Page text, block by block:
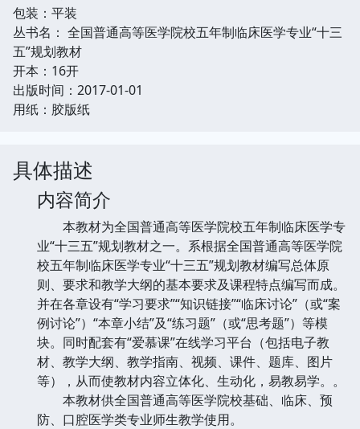
包装：平装
丛书名： 全国普通高等医学院校五年制临床医学专业“十三
五”规划教材
开本：16开
出版时间：2017-01-01
用纸：胶版纸
具体描述
内容简介
本教材为全国普通高等医学院校五年制临床医学专
业“十三五”规划教材之一。系根据全国普通高等医学院
校五年制临床医学专业“十三五”规划教材编写总体原
则、要求和教学大纲的基本要求及课程特点编写而成。
并在各章设有“学习要求”“知识链接”“临床讨论”（或“案
例讨论”）“本章小结”及“练习题”（或“思考题”）等模
块。同时配套有“爱慕课”在线学习平台（包括电子教
材、教学大纲、教学指南、视频、课件、题库、图片
等），从而使教材内容立体化、生动化，易教易学。。
本教材供全国普通高等医学院校基础、临床、预
防、口腔医学类专业师生教学使用。